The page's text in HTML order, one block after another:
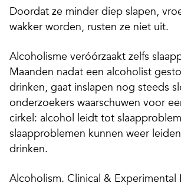
Doordat ze minder diep slapen,
wakker worden, rusten ze niet uit.
Alcoholisme veróórzaakt zelfs
Maanden nadat een alcoholist
drinken, gaat inslapen nog steeds
onderzoekers waarschuwen voor
cirkel: alcohol leidt tot
slaapproblemen kunnen weer
drinken.
Alcoholism. Clinical & Experimental